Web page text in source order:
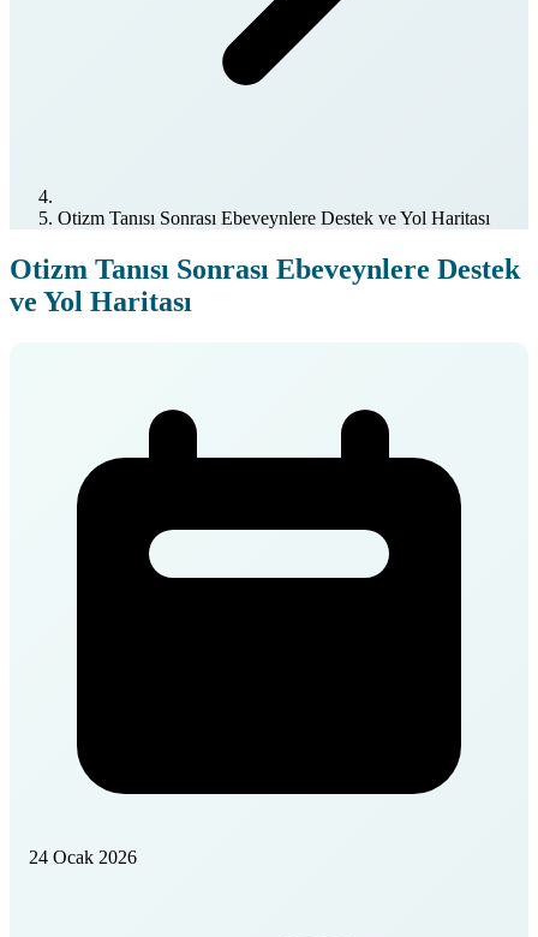
Otizm Tanısı Sonrası Ebeveynlere Destek ve Yol Haritası
Otizm Tanısı Sonrası Ebeveynlere Destek
ve Yol Haritası
24 Ocak 2026